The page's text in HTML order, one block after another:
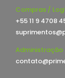
Compras /
+55 11 9 4708
Administração